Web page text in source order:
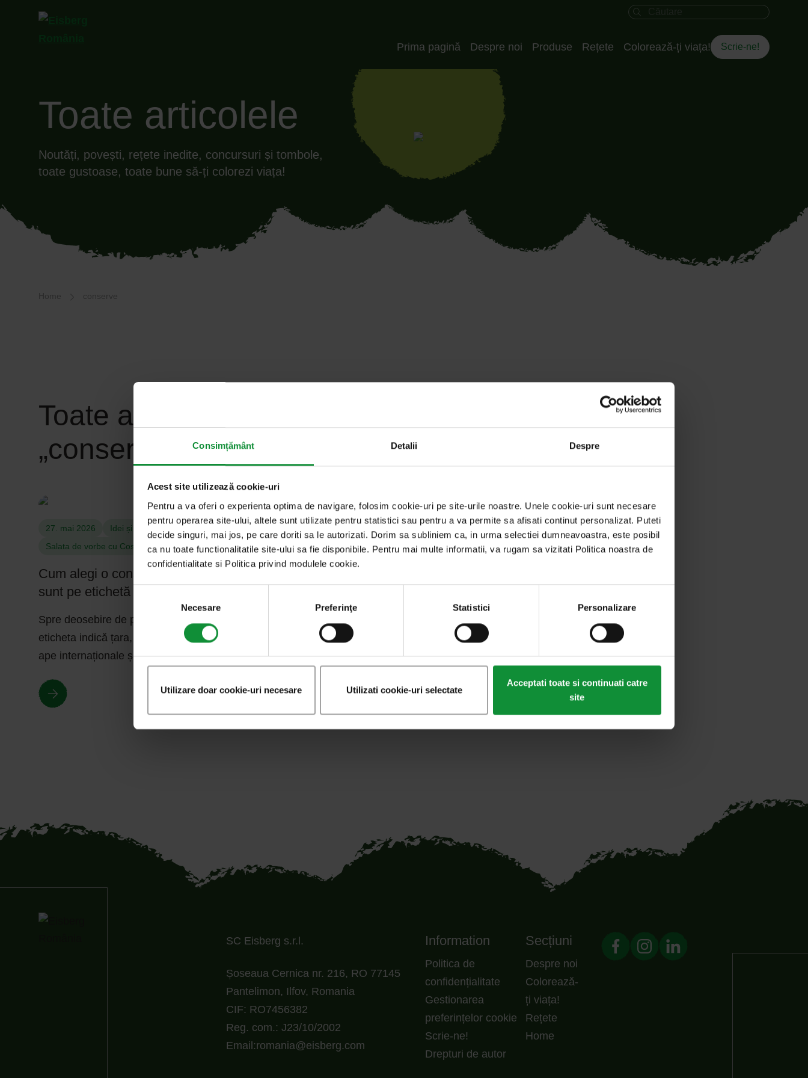
Consimțământ Detalii Despre
Acest site utilizează cookie-uri
Pentru a va oferi o experienta optima de navigare, folosim cookie-uri pe site-urile noastre. Unele cookie-uri sunt necesare
pentru operarea site-ului, altele sunt utilizate pentru statistici sau pentru a va permite sa afisati continut personalizat. Puteti
decide singuri, mai jos, pe care doriti sa le autorizati. Dorim sa subliniem ca, in urma selectiei dumneavoastra, este posibil
ca nu toate functionalitatile site-ului sa fie disponibile. Pentru mai multe informatii, va rugam sa vizitati Politica noastra de
confidentialitate si Politica privind modulele cookie.
consimțământului
Necesare Preferinţe Statistici Personalizare
Utilizare doar cookie-uri necesare Utilizati cookie-uri selectate
Acceptati toate si continuati catre
site
Câmpul de căutare
Header_RO
Prima pagină Despre noi Produse Rețete Colorează-ți viața! Scrie-ne!
Toate articolele
Noutăți, povești, rețete inedite, concursuri și tombole,
toate gustoase, toate bune să-ți colorezi viața!
Toate articolele cu cuvântul cheie
„conserve”
27. mai 2026
Idei și sfaturi
Salata de vorbe cu Cosmin Dragomir
Cum alegi o conservă de ton. Indiciile
sunt pe etichetă
Spre deosebire de peștele de crescătorie, unde
eticheta indică țara, tonul sălbatic trăiește în
ape internaționale și migrează peste granițe.
SC Eisberg s.r.l.
Șoseaua Cernica nr. 216, RO 77145
Pantelimon, Ilfov, Romania
CIF: RO7456382
Reg. com.: J23/10/2002
Email:romania@eisberg.com
Information
Politica de
confidențialitate
Gestionarea
preferințelor cookie
Scrie-ne!
Drepturi de autor
Secțiuni
Despre noi
Colorează-
ți viața!
Rețete
Home